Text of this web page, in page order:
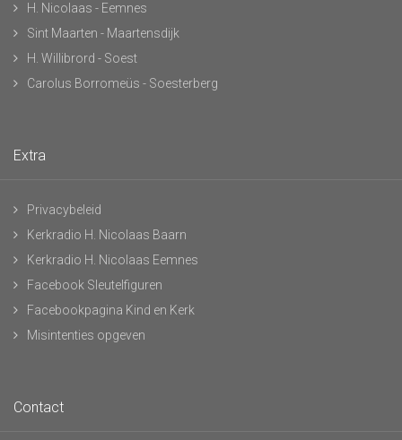
H. Nicolaas - Eemnes
Sint Maarten - Maartensdijk
H. Willibrord - Soest
Carolus Borromeüs - Soesterberg
Extra
Privacybeleid
Kerkradio H. Nicolaas Baarn
Kerkradio H. Nicolaas Eemnes
Facebook Sleutelfiguren
Facebookpagina Kind en Kerk
Misintenties opgeven
Contact